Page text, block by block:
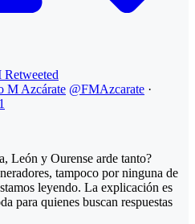
M Azcárate @FMAzcarate ·
León y Ourense arde tanto?
tampoco por ninguna de
leyendo. La explicación es
para quienes buscan respuestas